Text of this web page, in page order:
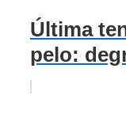
Última
pelo: